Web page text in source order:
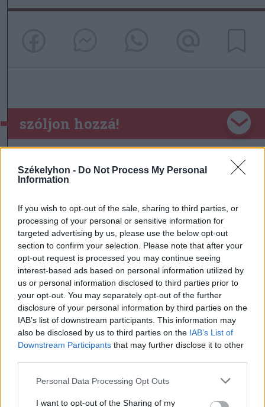
Székelyhon - Do Not Process My Personal
Information
If you wish to opt-out of the sale, sharing to third parties, or
processing of your personal or sensitive information for
targeted advertising by us, please use the below opt-out
section to confirm your selection. Please note that after your
opt-out request is processed you may continue seeing
interest-based ads based on personal information utilized by
us or personal information disclosed to third parties prior to
your opt-out. You may separately opt-out of the further
disclosure of your personal information by third parties on the
IAB’s list of downstream participants. This information may
also be disclosed by us to third parties on the IAB’s List of
Downstream Participants that may further disclose it to other
Personal Data Processing Opt Outs
I want to opt-out of the Sharing of my
szóljon hozzá!
Ezek is érdekelhetik
Székelyhon
Tizenegy település maradhat
víz nélkül Udvarhelyszéken
Székelyhon
Húsdarálógépbe szorult egy
kétéves gyerek keze, a
Székely Sport